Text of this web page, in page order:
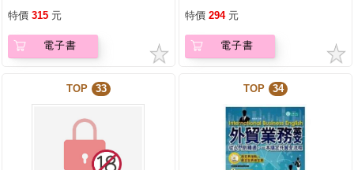
特價 315 元
電子書
特價 294 元
電子書
TOP 33 TOP 34